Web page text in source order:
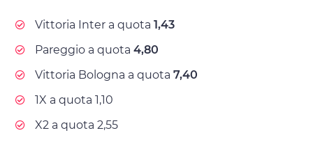
Vittoria Inter a quota 1,43
Pareggio a quota 4,80
Vittoria Bologna a quota 7,40
1X a quota 1,10
X2 a quota 2,55